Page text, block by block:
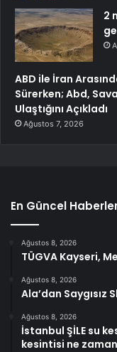
2
ABD ile İran
Sürerken; Abd,
Ulaştığını Açıkladı
Ağustos 7, 2026
En Güncel
Ağustos 8, 2026
TÜGVA Kayseri,
Ağustos 8, 2026
Ala’dan Saygısız
Ağustos 8, 2026
İstanbul ŞİLE su
kesintisi ne